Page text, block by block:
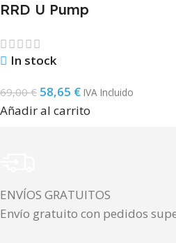
RRD U Pump
In stock
69,00€ 58,65 € IVA Incluido
Añadir al carrito
ENVÍOS GRATUITOS
Envío gratuito con pedidos